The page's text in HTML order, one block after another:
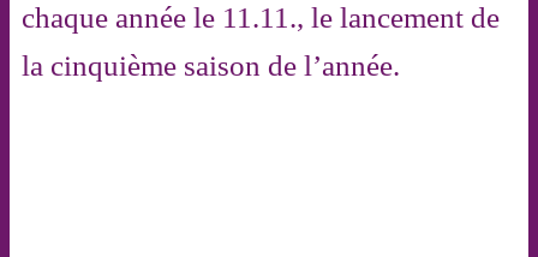
chaque année le 11.11., le lancement de
la cinquième saison de l’année.